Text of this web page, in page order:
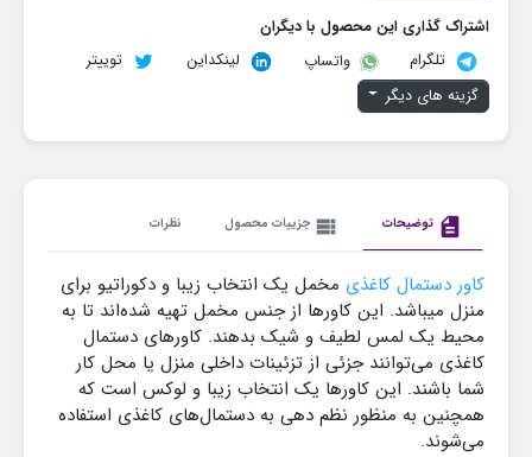
اشتراک گذاری این محصول با دیگران
تلگرام
واتساپ لینکداین
توییتر
گزینه های دیگر
description توضیحات view_list جزییات محصول نظرات
کاور دستمال کاغذی مخمل یک انتخاب زیبا و دکوراتیو برای
منزل میباشد. این کاورها از جنس مخمل تهیه شده‌اند تا به
محیط یک لمس لطیف و شیک بدهند. کاورهای دستمال
کاغذی می‌توانند جزئی از تزئینات داخلی منزل یا محل کار
شما باشند. این کاورها یک انتخاب زیبا و لوکس است که
همچنین به منظور نظم دهی به دستمال‌های کاغذی استفاده
می‌شوند.